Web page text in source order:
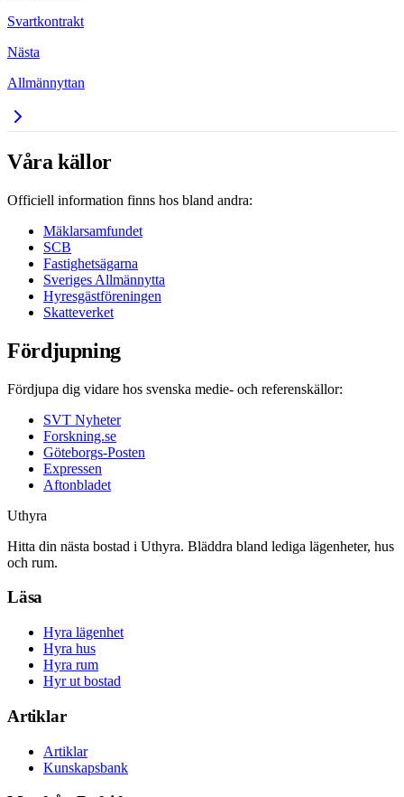
Svartkontrakt
Nästa
Allmännyttan
Våra källor
Officiell information finns hos bland andra:
Mäklarsamfundet
SCB
Fastighetsägarna
Sveriges Allmännytta
Hyresgästföreningen
Skatteverket
Fördjupning
Fördjupa dig vidare hos svenska medie- och referenskällor:
SVT Nyheter
Forskning.se
Göteborgs-Posten
Expressen
Aftonbladet
Uthyra
Hitta din nästa bostad i Uthyra. Bläddra bland lediga lägenheter, hus
och rum.
Läsa
Hyra lägenhet
Hyra hus
Hyra rum
Hyr ut bostad
Artiklar
Artiklar
Kunskapsbank